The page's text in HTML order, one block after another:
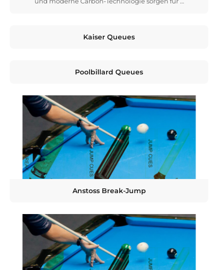
Kaiser Queues
Poolbillard Queues
Anstoss Break-Jump